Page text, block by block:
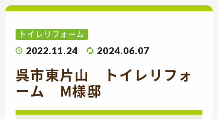
トイレリフォーム
2022.11.24 2024.06.07
呉市東片山 トイレリフォ
ーム M様邸